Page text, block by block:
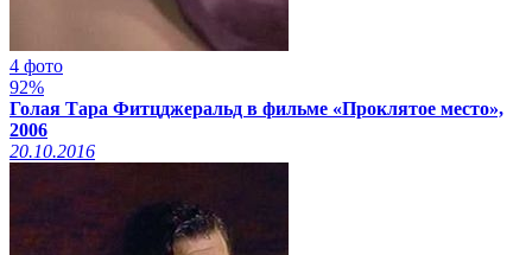
4 фото
92%
Голая Тара Фитцджеральд в фильме «Проклятое место»,
2006
20.10.2016